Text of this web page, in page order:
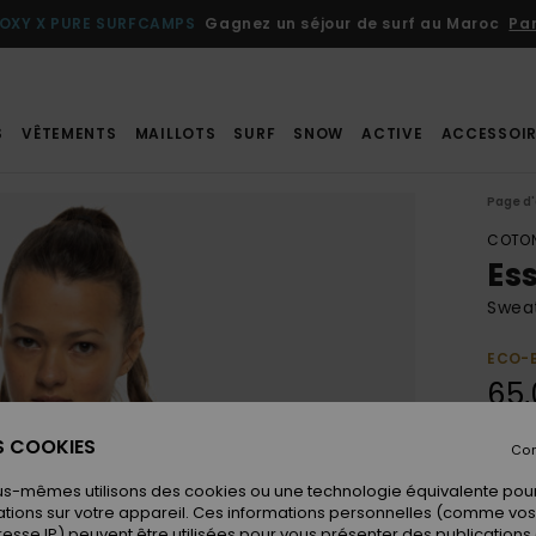
X PURE SURFCAMPS Gagnez un séjour de surf au Maroc
VÊTEMENTS MAILLOTS SURF SNOW ACTIVE
Page
ECO-
COOKIES
mêmes utilisons des cookies ou une technologie équivalente
sur votre appareil. Ces informations personnelles (comme